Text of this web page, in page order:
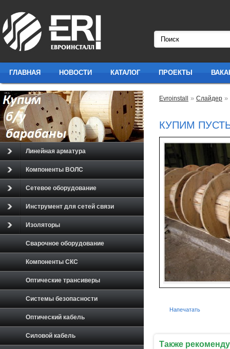
ГЛАВНАЯ НОВОСТИ КАТАЛОГ ПРОЕКТЫ
Evroinstall » Слайдер
КУПИМ
Напечатать
Также
Линейная арматура
Компоненты ВОЛС
Сетевое оборудование
Инструмент для сетей связи
Изоляторы
Сварочное оборудование
Компоненты СКС
Оптические трансиверы
Системы безопасности
Оптический кабель
Силовой кабель